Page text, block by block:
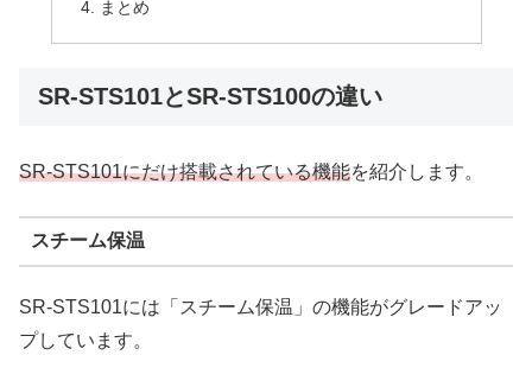
まとめ
SR-STS101とSR-STS100の違い
SR-STS101にだけ搭載されている機能を紹介します。
スチーム保温
SR-STS101には「スチーム保温」の機能がグレードアッ
プしています。